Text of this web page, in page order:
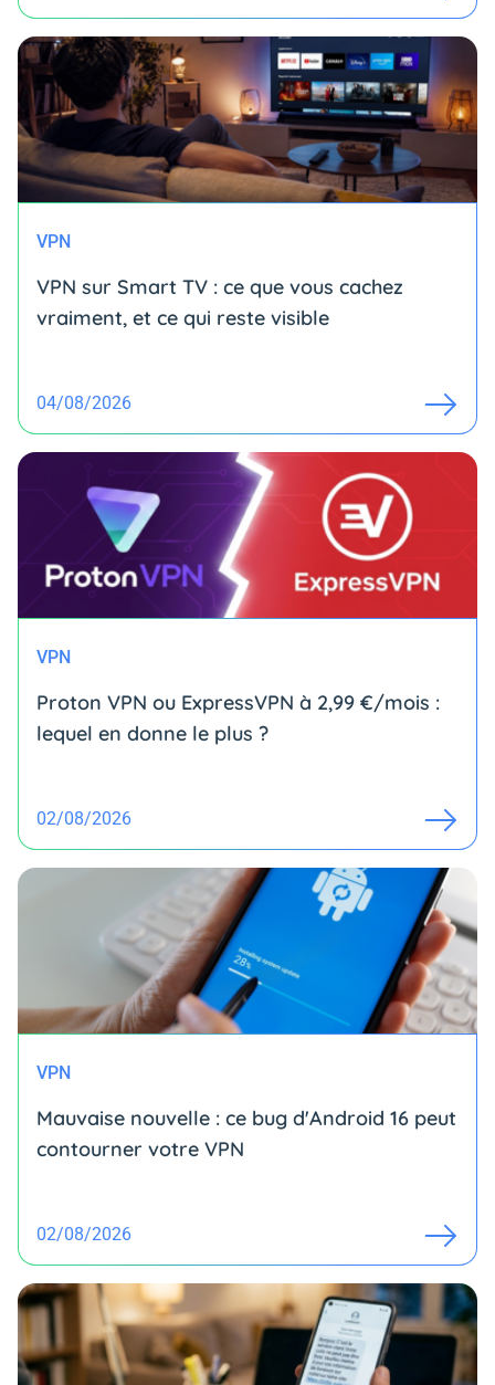
VPN
VPN sur Smart TV : ce que vous cachez
vraiment, et ce qui reste visible
04/08/2026
VPN
Proton VPN ou ExpressVPN à 2,99 €/mois :
lequel en donne le plus ?
02/08/2026
VPN
Mauvaise nouvelle : ce bug d'Android 16 peut
contourner votre VPN
02/08/2026